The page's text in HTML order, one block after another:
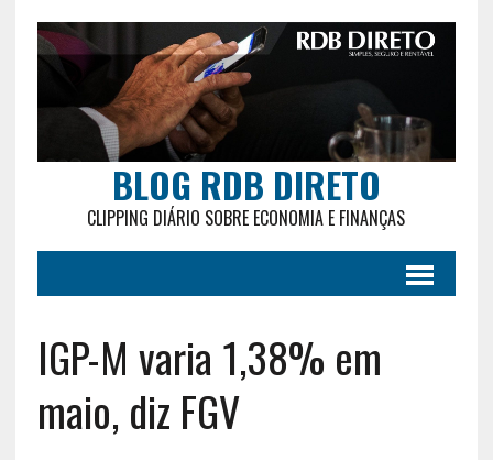
BLOG RDB DIRETO
CLIPPING DIÁRIO SOBRE ECONOMIA E FINANÇAS
IGP-M varia 1,38% em
maio, diz FGV